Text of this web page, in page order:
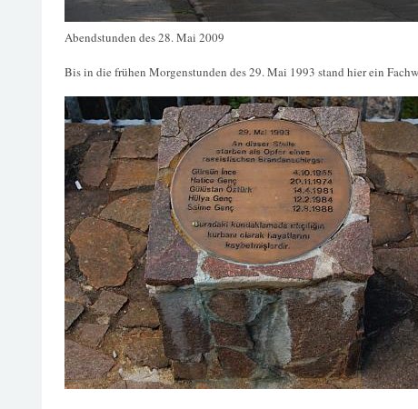
Abendstunden des 28. Mai 2009
Bis in die frühen Morgenstunden des 29. Mai 1993 stand hier ein